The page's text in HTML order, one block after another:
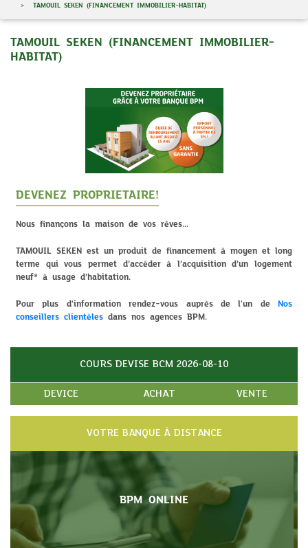
TAMOUIL SEKEN (FINANCEMENT IMMOBILIER-HABITAT)
TAMOUIL SEKEN (FINANCEMENT IMMOBILIER-
HABITAT)
DEVENEZ PROPRIETAIRE!
Nous finançons la maison de vos rêves...
TAMOUIL SEKEN est un produit de financement à moyen et long
terme qui vous permet d’accéder à l’acquisition d’un logement
neuf* à usage d’habitation.
Pour plus d'information rendez-vous auprès de l'un de Nos
conseillers clientèles dans nos agences BPM.
COURS DEVISE BCM 2026-08-10
DEVICE ACHAT VENTE
VOTRE BANQUE À DISTANCE
BPM ONLINE